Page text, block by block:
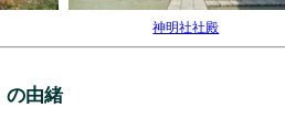
神明社社殿
の由緒